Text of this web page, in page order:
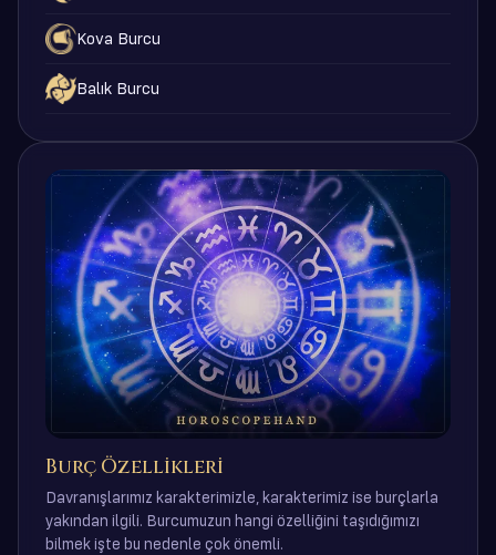
Kova Burcu
Balık Burcu
Burç Özellikleri
Davranışlarımız karakterimizle, karakterimiz ise burçlarla
yakından ilgili. Burcumuzun hangi özelliğini taşıdığımızı
bilmek işte bu nedenle çok önemli.